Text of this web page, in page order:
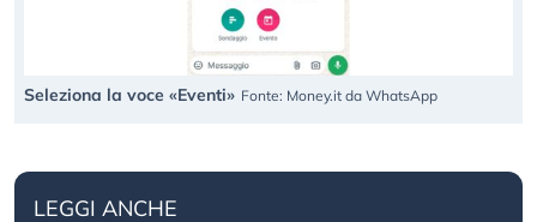
Seleziona la voce «Eventi» Fonte: Money.it da WhatsApp
LEGGI ANCHE